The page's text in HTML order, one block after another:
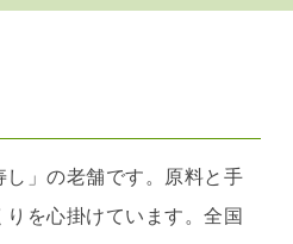
」の老舗です。原料と手
を心掛けています。全国